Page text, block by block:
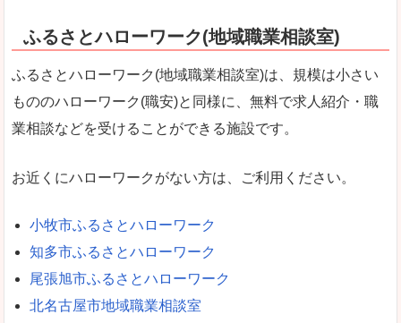
ふるさとハローワーク(地域職業相談室)
ふるさとハローワーク(地域職業相談室)は、規模は小さい
もののハローワーク(職安)と同様に、無料で求人紹介・職
業相談などを受けることができる施設です。
お近くにハローワークがない方は、ご利用ください。
小牧市ふるさとハローワーク
知多市ふるさとハローワーク
尾張旭市ふるさとハローワーク
北名古屋市地域職業相談室